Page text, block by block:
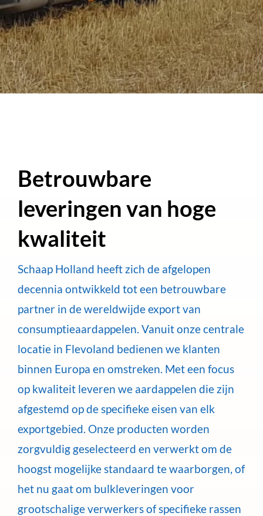
Betrouwbare
leveringen van hoge
kwaliteit
Schaap Holland heeft zich de afgelopen
decennia ontwikkeld tot een betrouwbare
partner in de wereldwijde export van
consumptieaardappelen. Vanuit onze centrale
locatie in Flevoland bedienen we klanten
binnen Europa en omstreken. Met een focus
op kwaliteit leveren we aardappelen die zijn
afgestemd op de specifieke eisen van elk
exportgebied. Onze producten worden
zorgvuldig geselecteerd en verwerkt om de
hoogst mogelijke standaard te waarborgen, of
het nu gaat om bulkleveringen voor
grootschalige verwerkers of specifieke rassen